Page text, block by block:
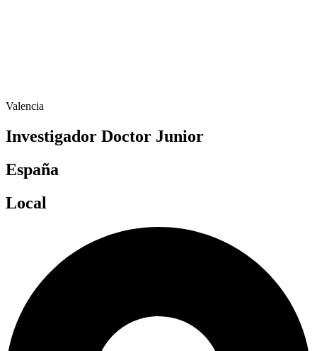
Valencia
Investigador Doctor Junior
España
Local